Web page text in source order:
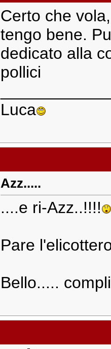
Certo che
tengo bene.
dedicato alla
pollici
Luca
Azz.....
....e ri-Azz..!!!!
Pare
Bello.....